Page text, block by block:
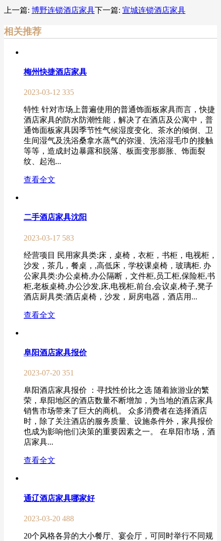
上一篇: 博野连锁酒店家具下一篇: 宣城连锁酒店家具
相关推荐
梅州快捷酒店家具
2023-03-12 335
特性 针对市场上普遍使用的普通饰面板家具而言，快捷
酒店家具的防水防潮性能，解决了在酒店及公寓中，普
通饰面板家具因季节性气候湿度变化、茶水的倾倒、卫
生间湿气及洗浴桑拿水蒸气的弥漫、洗浴湿毛巾的接触
等等，造成封边暴露和脱落、板面变形膨胀、饰面裂
纹、起泡...
查看全文
二手酒店家具沈阳
2023-03-17 583
经营项目 民用家具类:床，桌椅，衣柜，书柜，电视柜，
沙发，茶几，餐桌，,高低床，学校课桌椅，玻璃柜. 办
公家具类:办公桌椅,办公隔断，文件柜,员工柜,保险柜,书
柜,老板桌椅,办公沙发,床,电视柜,前台,会议桌,椅子,凳子
酒店厨具类:酒店桌椅，沙发，厨房电器，酒店用...
查看全文
阜阳酒店家具报价
2023-07-20 351
阜阳酒店家具报价 ：寻找性价比之选 随着旅游业的繁
荣，阜阳地区的酒店数量不断增加，为当地的酒店家具
销售市场带来了巨大的商机。 众多消费者在选择酒店
时，除了关注酒店的服务质量、设施条件外，家具报价
也成为影响他们决策的重要因素之一。 在阜阳市场，酒
店家具...
查看全文
通辽酒店家具哪家好
2023-03-20 488
20个风格各异的大小餐厅、宴会厅，可同时举行不同规